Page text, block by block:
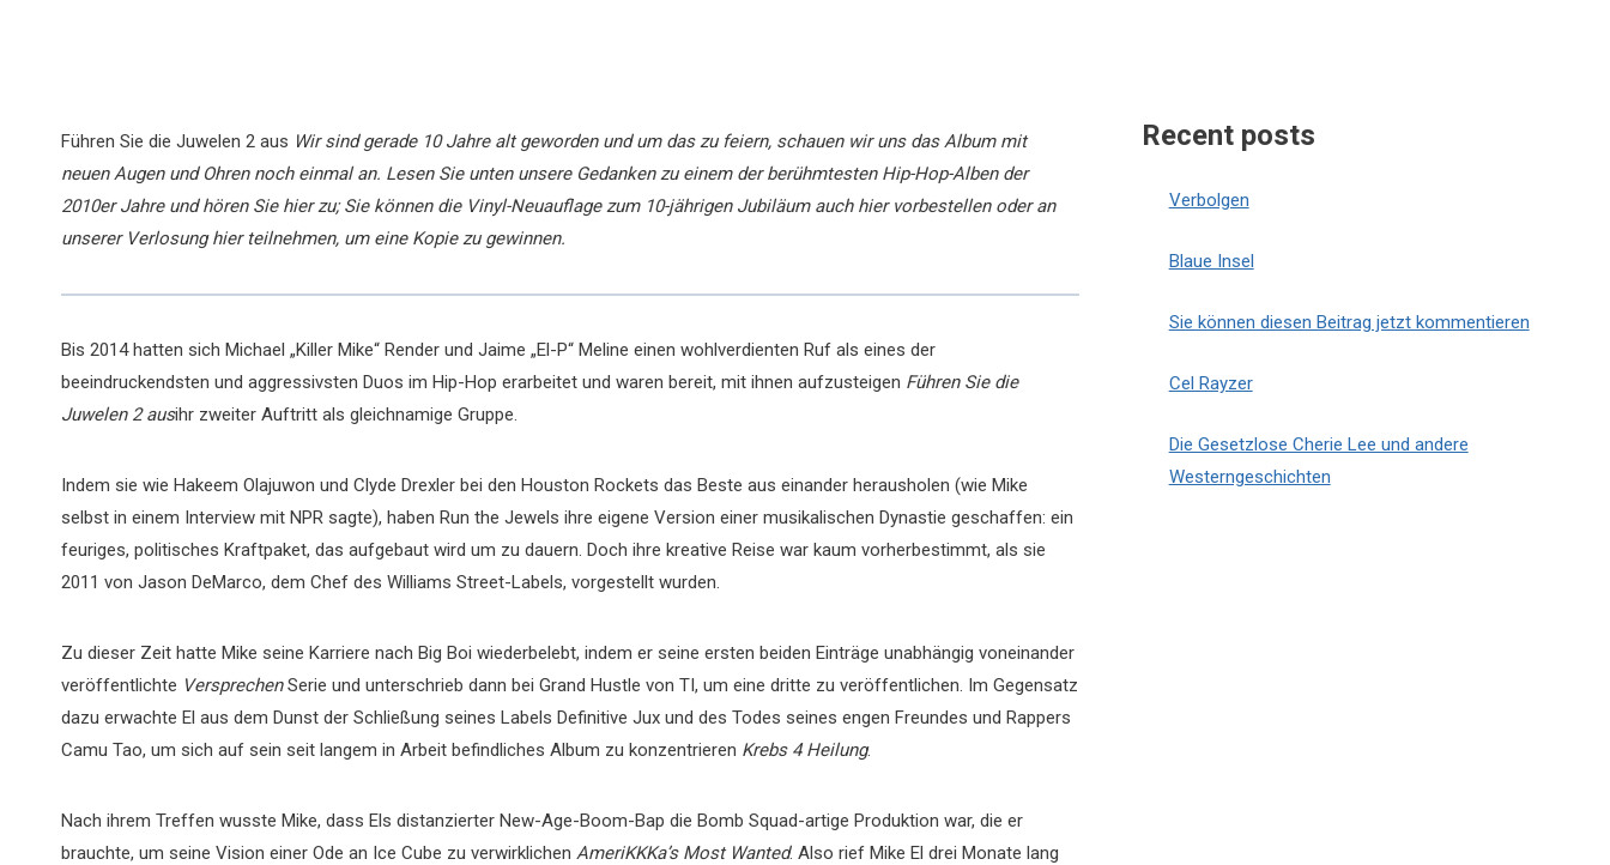
Führen Sie die Juwelen 2 aus Wir sind gerade 10 Jahre alt geworden und um das zu feiern, schauen wir uns das Album mit
neuen Augen und Ohren noch einmal an. Lesen Sie unten unsere Gedanken zu einem der berühmtesten Hip-Hop-Alben der
2010er Jahre und hören Sie hier zu; Sie können die Vinyl-Neuauflage zum 10-jährigen Jubiläum auch hier vorbestellen oder an
unserer Verlosung hier teilnehmen, um eine Kopie zu gewinnen.
Bis 2014 hatten sich Michael „Killer Mike“ Render und Jaime „El-P“ Meline einen wohlverdienten Ruf als eines der
beeindruckendsten und aggressivsten Duos im Hip-Hop erarbeitet und waren bereit, mit ihnen aufzusteigen Führen Sie die
Juwelen 2 ausihr zweiter Auftritt als gleichnamige Gruppe.
Indem sie wie Hakeem Olajuwon und Clyde Drexler bei den Houston Rockets das Beste aus einander herausholen (wie Mike
selbst in einem Interview mit NPR sagte), haben Run the Jewels ihre eigene Version einer musikalischen Dynastie geschaffen: ein
feuriges, politisches Kraftpaket, das aufgebaut wird um zu dauern. Doch ihre kreative Reise war kaum vorherbestimmt, als sie
2011 von Jason DeMarco, dem Chef des Williams Street-Labels, vorgestellt wurden.
Zu dieser Zeit hatte Mike seine Karriere nach Big Boi wiederbelebt, indem er seine ersten beiden Einträge unabhängig voneinander
veröffentlichte VersprechenSerie und unterschrieb dann bei Grand Hustle von TI, um eine dritte zu veröffentlichen. Im Gegensatz
dazu erwachte El aus dem Dunst der Schließung seines Labels Definitive Jux und des Todes seines engen Freundes und Rappers
Camu Tao, um sich auf sein seit langem in Arbeit befindliches Album zu konzentrieren Krebs 4 Heilung.
Nach ihrem Treffen wusste Mike, dass Els distanzierter New-Age-Boom-Bap die Bomb Squad-artige Produktion war, die er
brauchte, um seine Vision einer Ode an Ice Cube zu verwirklichen AmeriKKKa’s Most Wanted. Also rief Mike El drei Monate lang
Recent posts
Verbolgen
Blaue Insel
Sie können diesen Beitrag jetzt kommentieren
Cel Rayzer
Die Gesetzlose Cherie Lee und andere
Westerngeschichten